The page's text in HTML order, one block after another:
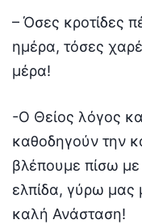
– Όσες κροτίδες
ημέρα, τόσες
μέρα!
-Ο Θείος λόγος
καθοδηγούν την
βλέπουμε πίσω
ελπίδα, γύρω
καλή Ανάσταση!